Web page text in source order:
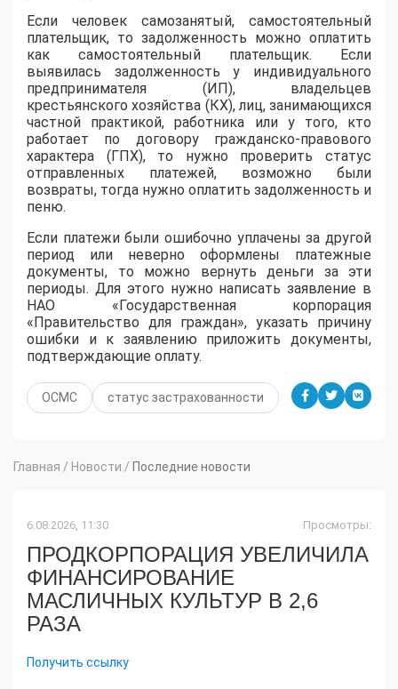
Если человек самозанятый, самостоятельный
плательщик, то задолженность можно оплатить
как самостоятельный плательщик. Если
выявилась задолженность у индивидуального
предпринимателя (ИП), владельцев
крестьянского хозяйства (КХ), лиц, занимающихся
частной практикой, работника или у того, кто
работает по договору гражданско-правового
характера (ГПХ), то нужно проверить статус
отправленных платежей, возможно были
возвраты, тогда нужно оплатить задолженность и
пеню.
Если платежи были ошибочно уплачены за другой
период или неверно оформлены платежные
документы, то можно вернуть деньги за эти
периоды. Для этого нужно написать заявление в
НАО «Государственная корпорация
«Правительство для граждан», указать причину
ошибки и к заявлению приложить документы,
подтверждающие оплату.
ОСМС статус застрахованности
Главная / Новости / Последние новости
6.08.2026, 11:30 Просмотры:
ПРОДКОРПОРАЦИЯ УВЕЛИЧИЛА
ФИНАНСИРОВАНИЕ
МАСЛИЧНЫХ КУЛЬТУР В 2,6
РАЗА
Получить ссылку